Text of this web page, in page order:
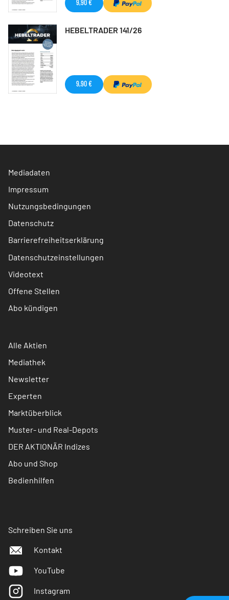
9,90 €
HEBELTRADER 141/26
9,90 €
Mediadaten
Impressum
Nutzungsbedingungen
Datenschutz
Barrierefreiheitserklärung
Datenschutzeinstellungen
Videotext
Offene Stellen
Abo kündigen
Alle Aktien
Mediathek
Newsletter
Experten
Marktüberblick
Muster- und Real-Depots
DER AKTIONÄR Indizes
Abo und Shop
Bedienhilfen
Schreiben Sie uns
Kontakt
YouTube
Instagram